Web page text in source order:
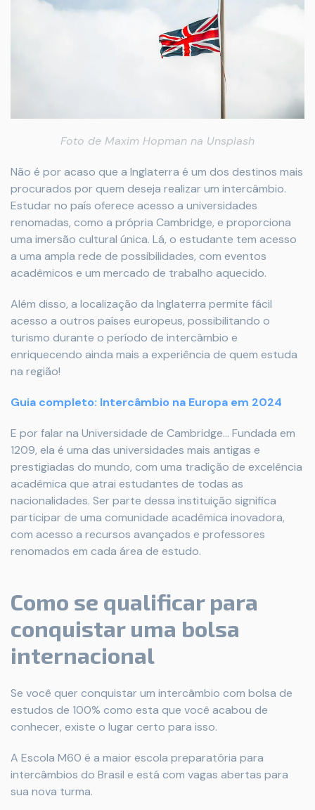
Foto de Maxim Hopman na Unsplash
Não é por acaso que a Inglaterra é um dos destinos mais
procurados por quem deseja realizar um intercâmbio.
Estudar no país oferece acesso a universidades
renomadas, como a própria Cambridge, e proporciona
uma imersão cultural única. Lá, o estudante tem acesso
a uma ampla rede de possibilidades, com eventos
acadêmicos e um mercado de trabalho aquecido.
Além disso, a localização da Inglaterra permite fácil
acesso a outros países europeus, possibilitando o
turismo durante o período de intercâmbio e
enriquecendo ainda mais a experiência de quem estuda
na região!
Guia completo: Intercâmbio na Europa em 2024
E por falar na Universidade de Cambridge... Fundada em
1209, ela é uma das universidades mais antigas e
prestigiadas do mundo, com uma tradição de excelência
acadêmica que atrai estudantes de todas as
nacionalidades. Ser parte dessa instituição significa
participar de uma comunidade acadêmica inovadora,
com acesso a recursos avançados e professores
renomados em cada área de estudo.
Como se qualificar para
conquistar uma bolsa
internacional
Se você quer conquistar um intercâmbio com bolsa de
estudos de 100% como esta que você acabou de
conhecer, existe o lugar certo para isso.
A Escola M60 é a maior escola preparatória para
intercâmbios do Brasil e está com vagas abertas para
sua nova turma.